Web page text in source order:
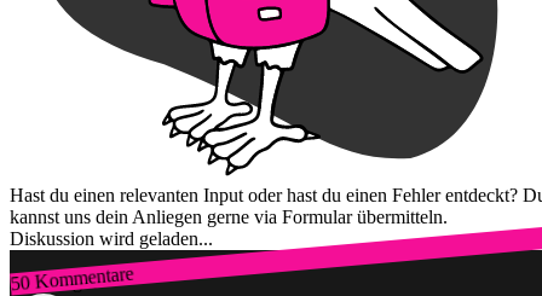
Hast du einen relevanten Input oder hast du einen Fehler entdeckt?
kannst uns dein Anliegen gerne via Formular übermitteln.
Diskussion wird geladen...
50 Kommentare
Zum Login